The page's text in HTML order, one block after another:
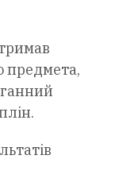
предмета,